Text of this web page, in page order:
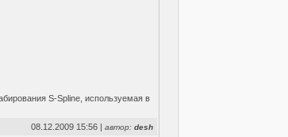
S-Spline, используемая в
08.12.2009 15:56 |автор:desh